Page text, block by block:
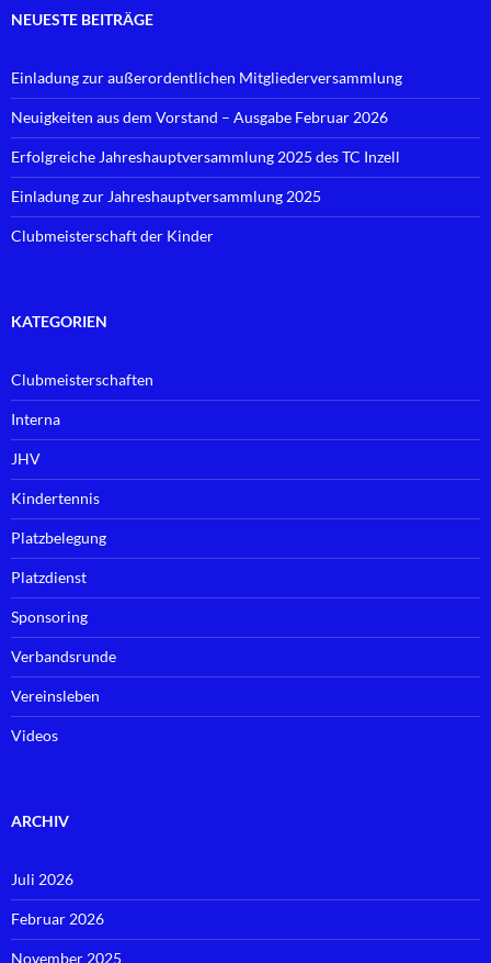
NEUESTE BEITRÄGE
Einladung zur außerordentlichen Mitgliederversammlung
Neuigkeiten aus dem Vorstand – Ausgabe Februar 2026
Erfolgreiche Jahreshauptversammlung 2025 des TC Inzell
Einladung zur Jahreshauptversammlung 2025
Clubmeisterschaft der Kinder
KATEGORIEN
Clubmeisterschaften
Interna
JHV
Kindertennis
Platzbelegung
Platzdienst
Sponsoring
Verbandsrunde
Vereinsleben
Videos
ARCHIV
Juli 2026
Februar 2026
November 2025